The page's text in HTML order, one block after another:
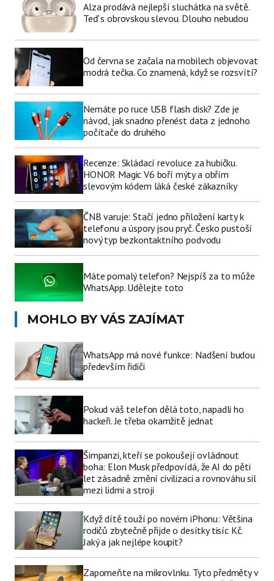
Alza prodává nejlepší sluchátka na světě.
Teď s obrovskou slevou. Dlouho nebudou
Od června se začala na mobilech objevovat
modrá tečka. Co znamená, když se rozsvítí?
Nemáte po ruce USB flash disk? Zde je
návod, jak snadno přenést data z jednoho
počítače do druhého
Recenze: Skládací revoluce za hubičku.
HONOR Magic V6 boří mýty a obřím
slevovým kódem láká české zákazníky
ČNB varuje: Stačí jedno přiložení karty k
telefonu a úspory jsou pryč. Česko pustoší
nový typ bezkontaktního podvodu
Máte pomalý telefon? Nejspíš za to může
WhatsApp. Udělejte toto
MOHLO BY VÁS ZAJÍMAT
WhatsApp má nové funkce: Nadšení budou
především řidiči
Pokud váš telefon dělá toto, napadli ho
hackeři. Je třeba okamžitě jednat
Šimpanzi, kteří se pokoušejí ovládnout
boha: Elon Musk předpovídá, že AI do pěti
let zásadně změní civilizaci a rovnováhu sil
mezi lidmi a stroji
Když dítě touží po novém iPhonu: Většina
rodičů zbytečně přijde o desítky tisíc Kč.
Jaký a jak nejlépe koupit?
Zapomeňte na mikrovlnku. Tyto předměty v